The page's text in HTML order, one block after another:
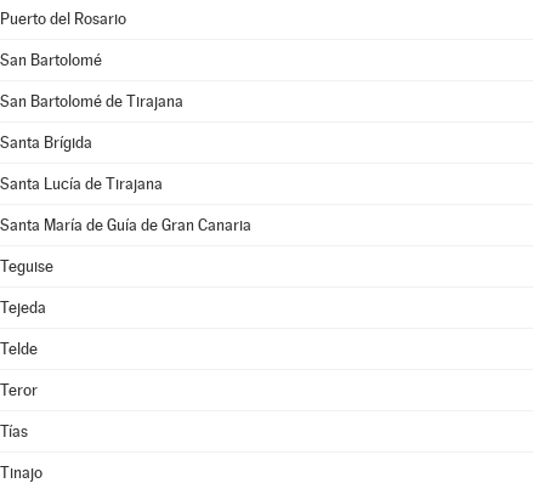
Puerto del Rosario
San Bartolomé
San Bartolomé de Tirajana
Santa Brígida
Santa Lucía de Tirajana
Santa María de Guía de Gran Canaria
Teguise
Tejeda
Telde
Teror
Tías
Tinajo